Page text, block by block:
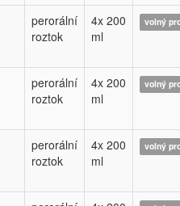
perorální
roztok
4x 200
ml
volný
perorální
roztok
4x 200
ml
volný
perorální
roztok
4x 200
ml
volný